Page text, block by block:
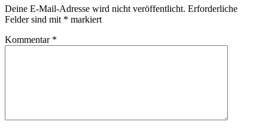
Deine E-Mail-Adresse wird nicht veröffentlicht. Erforderliche
Felder sind mit * markiert
Kommentar *